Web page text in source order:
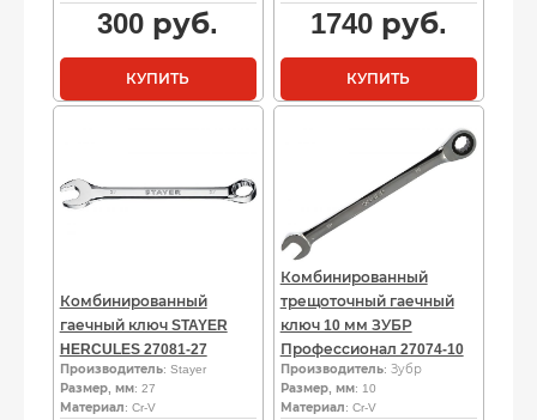
300 руб.
КУПИТЬ
1740руб.
КУПИТЬ
Комбинированный
гаечный ключ STAYER
HERCULES 27081-27
Производитель: Stayer
Размер, мм: 27
Материал: Cr-V
Комбинированный
трещоточный гаечный
ключ 10 мм ЗУБР
Профессионал 27074-10
Производитель: Зубр
Размер, мм: 10
Материал: Cr-V